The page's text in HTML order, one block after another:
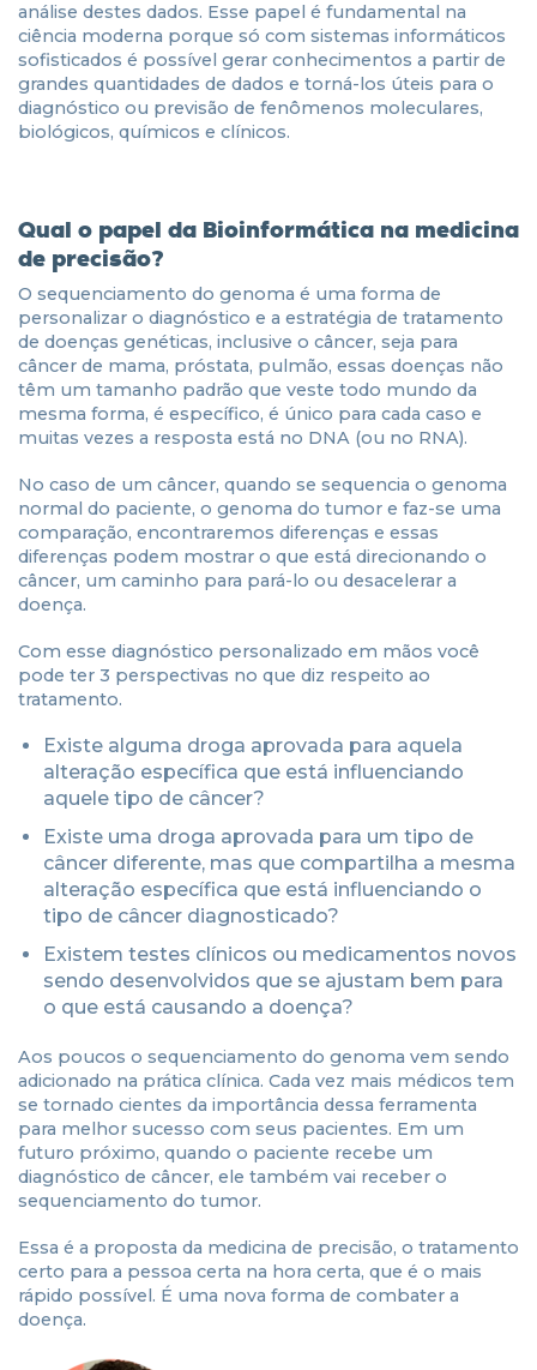
análise destes dados. Esse papel é fundamental na
ciência moderna porque só com sistemas informáticos
sofisticados é possível gerar conhecimentos a partir de
grandes quantidades de dados e torná-los úteis para o
diagnóstico ou previsão de fenômenos moleculares,
biológicos, químicos e clínicos.
Qual o papel da Bioinformática na medicina
de precisão?
O sequenciamento do genoma é uma forma de
personalizar o diagnóstico e a estratégia de tratamento
de doenças genéticas, inclusive o câncer, seja para
câncer de mama, próstata, pulmão, essas doenças não
têm um tamanho padrão que veste todo mundo da
mesma forma, é específico, é único para cada caso e
muitas vezes a resposta está no DNA (ou no RNA).
No caso de um câncer, quando se sequencia o genoma
normal do paciente, o genoma do tumor e faz-se uma
comparação, encontraremos diferenças e essas
diferenças podem mostrar o que está direcionando o
câncer, um caminho para pará-lo ou desacelerar a
doença.
Com esse diagnóstico personalizado em mãos você
pode ter 3 perspectivas no que diz respeito ao
tratamento.
Existe alguma droga aprovada para aquela
alteração específica que está influenciando
aquele tipo de câncer?
Existe uma droga aprovada para um tipo de
câncer diferente, mas que compartilha a mesma
alteração específica que está influenciando o
tipo de câncer diagnosticado?
Existem testes clínicos ou medicamentos novos
sendo desenvolvidos que se ajustam bem para
o que está causando a doença?
Aos poucos o sequenciamento do genoma vem sendo
adicionado na prática clínica. Cada vez mais médicos tem
se tornado cientes da importância dessa ferramenta
para melhor sucesso com seus pacientes. Em um
futuro próximo, quando o paciente recebe um
diagnóstico de câncer, ele também vai receber o
sequenciamento do tumor.
Essa é a proposta da medicina de precisão, o tratamento
certo para a pessoa certa na hora certa, que é o mais
rápido possível. É uma nova forma de combater a
doença.